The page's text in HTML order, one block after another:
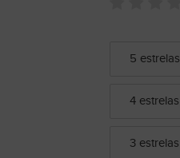
5 estrelas
4 estrelas
3 estrelas